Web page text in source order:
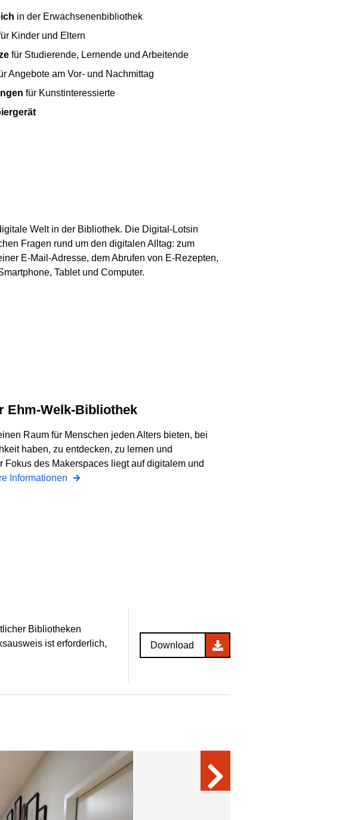
in der Erwachsenenbibliothek
Kinder und Eltern
für Studierende, Lernende und Arbeitende
Angebote am Vor- und Nachmittag
für Kunstinteressierte
Welt in der Bibliothek. Die Digital-Lotsin
Fragen rund um den digitalen Alltag: zum
E-Mail-Adresse, dem Abrufen von E-Rezepten,
Tablet und Computer.
Ehm-Welk-Bibliothek
Raum für Menschen jeden Alters bieten, bei
haben, zu entdecken, zu lernen und
Fokus des Makerspaces liegt auf digitalem und
Informationen
Bibliotheken
ist erforderlich,
Download